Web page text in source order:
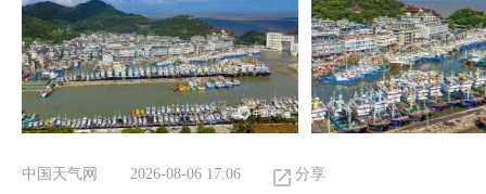
中国天气网 2026-08-06 17:06 分享